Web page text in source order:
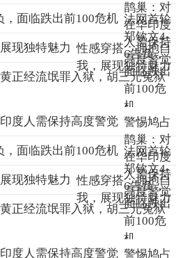
四处游荡、随意拍摄，无视我们
求我们对印度人“特殊对待”。仿
有资格横行霸道、为所欲为。
底有多少印度人？据徽声在线咨
，长期居留在我国的印度人有9
不明的非法滞留者，他们如同隐
的繁殖能力极强，更可怕的是，
婚的方式，逐步将自己的亲朋好
”移民。这种悄无声息的扩张方
危险性，因为它更难被察觉与防
鹊巢：对
在华印度
人需保持
高度警觉
法网首轮
郑钦文4-
6告负，
面临跌出
前100危
机
性感穿搭：拥抱自
我，展现独特魅力
警惕鸠占
鹊巢：对
在华印度
人需保持
高度警觉
法网首轮
郑钦文4-
6告负，
面临跌出
前100危
机
性感穿搭：拥抱自
我，展现独特魅力
警惕鸠占